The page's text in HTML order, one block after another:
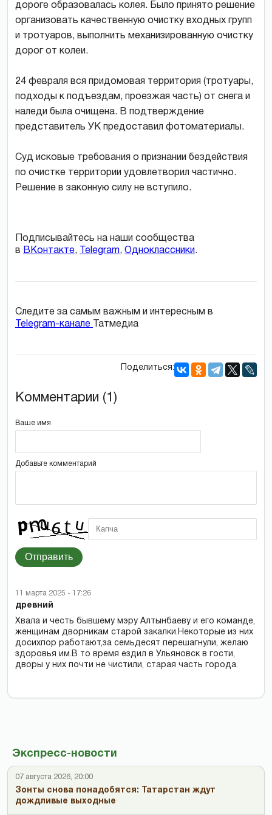
Экспресс-новости
07 августа 2026, 20:00
Зонты снова понадобятся: Татарстан ждут
дождливые выходные
дороге образовалась колея. Было принято решение
организовать качественную очистку входных групп
и тротуаров, выполнить механизированную очистку
дорог от колеи.
24 февраля вся придомовая территория (тротуары,
подходы к подъездам, проезжая часть) от снега и
наледи была очищена. В подтверждение
представитель УК предоставил фотоматериалы.
Суд исковые требования о признании бездействия
по очистке территории удовлетворил частично.
Решение в законную силу не вступило.
Подписывайтесь на наши сообщества
в ВКонтакте, Telegram, Одноклассники.
Следите за самым важным и интересным в
Telegram-канале
Татмедиа
Поделиться:
Комментарии (1)
Ваше имя
Добавьте комментарий
Отправить
11 марта 2025 - 17:26
древний
Хвала и честь бывшему мэру Алтынбаеву и его команде,
женщинам дворникам старой закалки.Некоторые из них
досихпор работают,за семьдесят перешагнули, желаю
здоровья им.В то время ездил в Ульяновск в гости,
дворы у них почти не чистили, старая часть города.